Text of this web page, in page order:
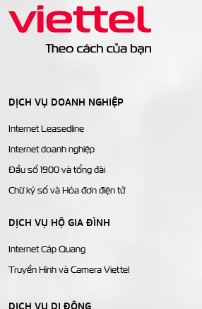
DỊCH VỤ DOANH NGHIỆP
Internet Leasedline
Internet doanh nghiệp
Đầu số 1900 và tổng đài
Chữ ký số và Hóa đơn điện tử
DỊCH VỤ HỘ GIA ĐÌNH
Internet Cáp Quang
Truyền Hình và Camera Viettel
DỊCH VỤ DI ĐỘNG